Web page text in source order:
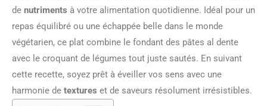
de nutriments à votre alimentation quotidienne. Idéal pour un
repas équilibré ou une échappée belle dans le monde
végétarien, ce plat combine le fondant des pâtes al dente
avec le croquant de légumes tout juste sautés. En suivant
cette recette, soyez prêt à éveiller vos sens avec une
harmonie de textures et de saveurs résolument irrésistibles.